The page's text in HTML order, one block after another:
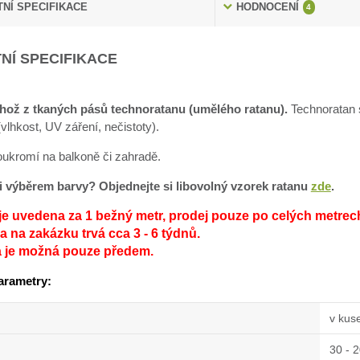
SPECIFIKACE HODNOCENÍ 4
SPECIFIKACE
z tkaných pásů technoratanu (umělého ratanu).Technoratan
UV záření, nečistoty).
na balkoně či zahradě.
výběrem barvy? Objednejte si libovolný vzorek ratanu zde.
uvedena za 1 bežný metr, prodej pouze po celých
na zakázku trvá cca 3 - 6 týdnů.
je možná pouze předem.
v
30 -